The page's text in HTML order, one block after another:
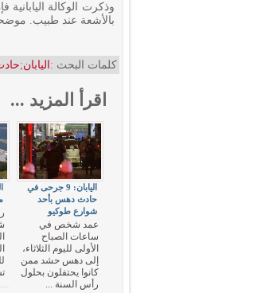
بالأشعة عند طبيب.
كلمات البحث : اليابان;
اقرأ المزيد ...
اليابان: 9 جرحى في
حادث دهس بأحد
شوارع طوكيو
عمد شخص في
ساعات الصباح
الأولى لليوم الثلاثاء،
إلى دهس حشد ممن
كانوا يحتفلون بحلول
رأس السنة ...